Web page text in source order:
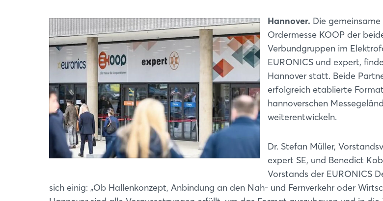
Hannover. Die
Ordermesse KOOP der
Verbundgruppen im
EURONICS und expert,
Hannover statt. Beide
erfolgreich etablierte
hannoverschen
weiterentwickeln.
Dr. Stefan Müller,
expert SE, und Benedict
Vorstands der EURONICS
sich einig: „Ob Hallenkonzept, Anbindung an den Nah- und Fernverkehr oder